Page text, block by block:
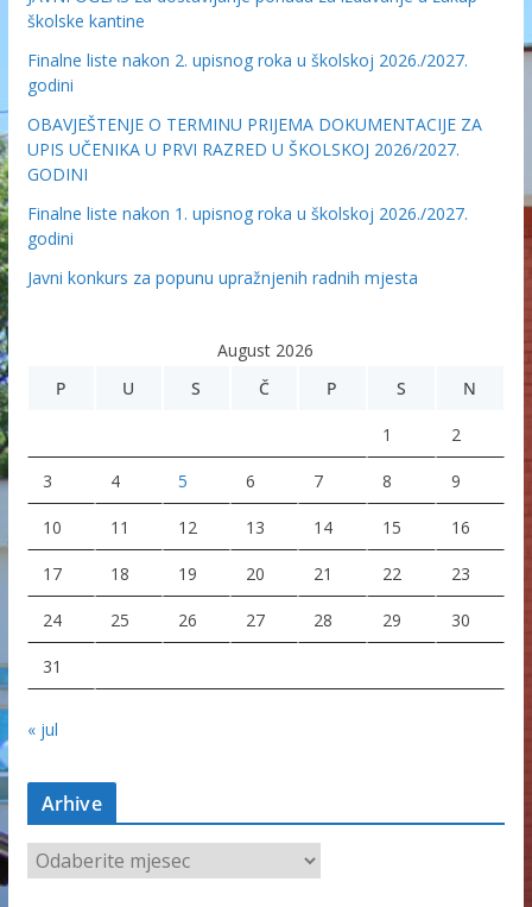
školske kantine
Finalne liste nakon 2. upisnog roka u školskoj 2026./2027.
godini
OBAVJEŠTENJE O TERMINU PRIJEMA DOKUMENTACIJE ZA
UPIS UČENIKA U PRVI RAZRED U ŠKOLSKOJ 2026/2027.
GODINI
Finalne liste nakon 1. upisnog roka u školskoj 2026./2027.
godini
Javni konkurs za popunu upražnjenih radnih mjesta
August 2026
P
U S Č P S N
1 2
3 4 5 6 7 8 9
10 11 12 13 14 15 16
17 18 19 20 21 22 23
24 25 26 27 28 29 30
31
« jul
Arhive
A
r